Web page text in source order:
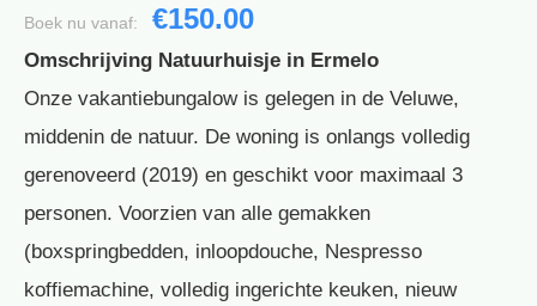
Boek nu vanaf: €150.00
Omschrijving Natuurhuisje in Ermelo
Onze vakantiebungalow is gelegen in de Veluwe,
middenin de natuur. De woning is onlangs volledig
gerenoveerd (2019) en geschikt voor maximaal 3
personen. Voorzien van alle gemakken
(boxspringbedden, inloopdouche, Nespresso
koffiemachine, volledig ingerichte keuken, nieuw